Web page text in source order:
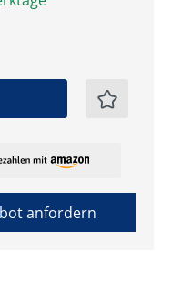
anfordern